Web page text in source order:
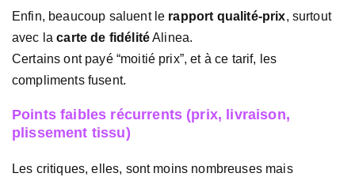
Enfin, beaucoup saluent le rapport qualité-prix, surtout
avec lacarte de fidélitéAlinea.
Certains ont payé “moitié prix”, et à ce tarif, les
compliments fusent.
Points faibles récurrents (prix, livraison,
plissement tissu)
Les critiques, elles, sont moins nombreuses mais